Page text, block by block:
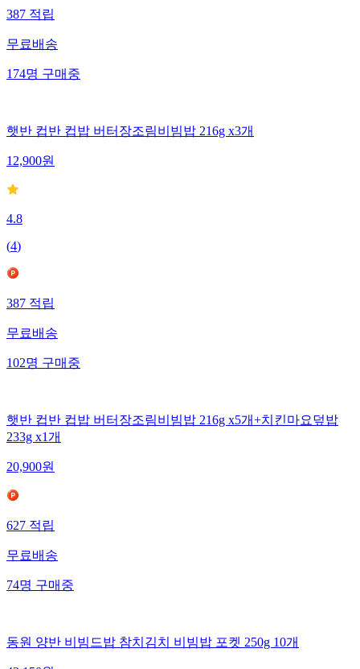
387 적립
무료배송
174명 구매중
햇반 컵반 컵밥 버터장조림비빔밥 216g x3개
12,900원
4.8
(4)
387적립
무료배송
102명구매중
햇반 컵반 컵밥 버터장조림비빔밥 216g x5개+치킨마요덮밥
233g x1개
20,900원
627적립
무료배송
74명구매중
동원 양반 비빔드밥 참치김치 비빔밥 포켓 250g 10개